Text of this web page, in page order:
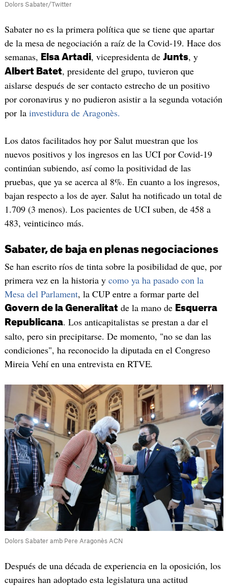
Dolors Sabater/Twitter
Sabater no es la primera política que se tiene que apartar
de la mesa de negociación a raíz de la Covid-19. Hace dos
semanas, Elsa Artadi, vicepresidenta de Junts, y
Albert Batet, presidente del grupo, tuvieron que
aislarse después de ser contacto estrecho de un positivo
por coronavirus y no pudieron asistir a la segunda votación
por la investidura de Aragonès.
Los datos facilitados hoy por Salut muestran que los
nuevos positivos y los ingresos en las UCI por Covid-19
continúan subiendo, así como la positividad de las
pruebas, que ya se acerca al 8%. En cuanto a los ingresos,
bajan respecto a los de ayer. Salut ha notificado un total de
1.709 (3 menos). Los pacientes de UCI suben, de 458 a
483, veinticinco más.
Sabater, de baja en plenas negociaciones
Se han escrito ríos de tinta sobre la posibilidad de que, por
primera vez en la historia y como ya ha pasado con la
Mesa del Parlament, la CUP entre a formar parte del
Govern de la Generalitatde la mano de Esquerra
Republicana. Los anticapitalistas se prestan a dar el
salto, pero sin precipitarse. De momento, "no se dan las
condiciones", ha reconocido la diputada en el Congreso
Mireia Vehí en una entrevista en RTVE.
Dolors Sabater amb Pere Aragonès ACN
Después de una década de experiencia en la oposición, los
cupaires han adoptado esta legislatura una actitud